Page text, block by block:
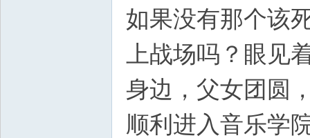
如果没有那个该
上战场吗？眼见
身边，父女团圆
顺利进入音乐学